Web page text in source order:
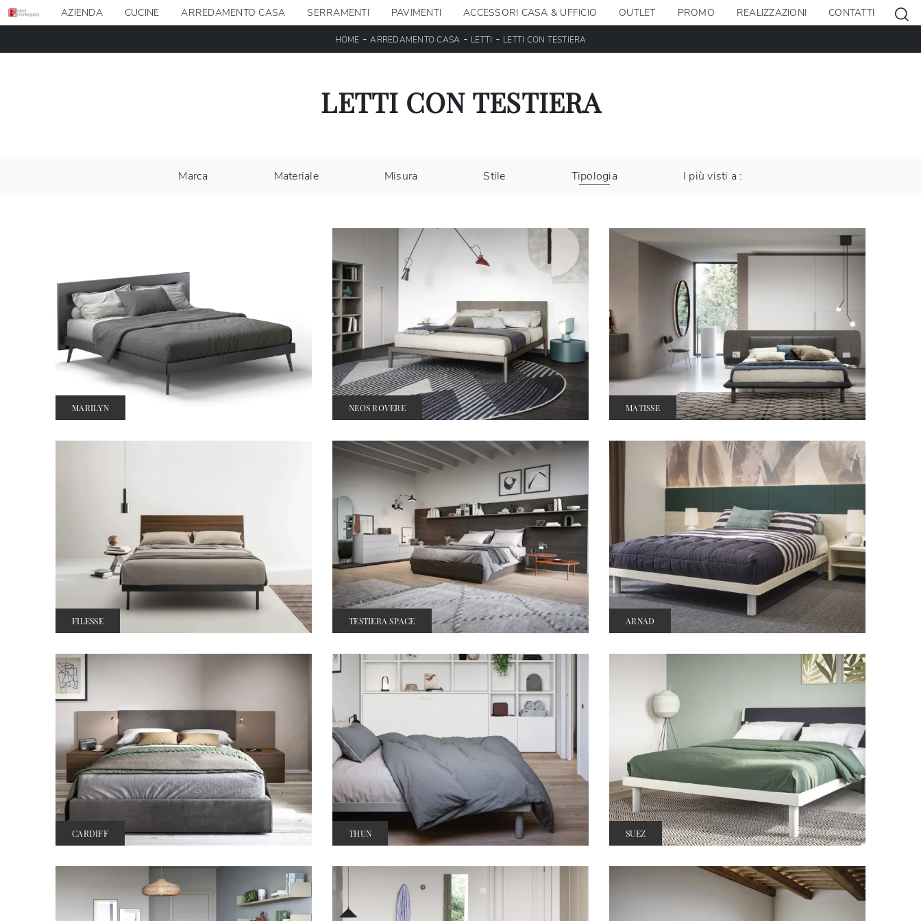
AZIENDA CUCINE ARREDAMENTO CASA SERRAMENTI PAVIMENTI ACCESSORI CASA & UFFICIO OUTLET PROMO REALIZZAZIONI CONTATTI
HOME -ARREDAMENTO CASA - LETTI - LETTI CON TESTIERA
LETTI CON TESTIERA
Marca Materiale Misura Stile Tipologia I più visti a :
MARILYN NEOS ROVERE MATISSE
FILESSE TESTIERA SPACE ARNAD
CARDIFF THUN SUEZ